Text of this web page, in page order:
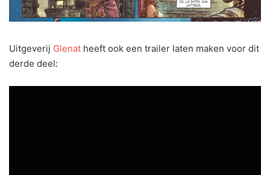
Uitgeverij Glenat heeft ook een trailer laten maken voor dit
derde deel: